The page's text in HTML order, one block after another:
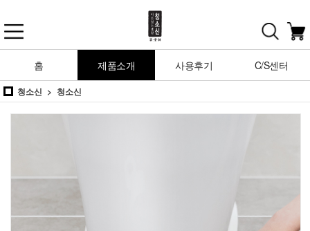
홈 제품소개 사용후기 C/S센터
청소신 청소신